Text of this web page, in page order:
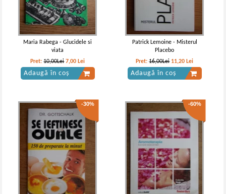
Maria Rabega - Glucidele si
viata
Pret:10,00Lei 7,00 Lei
Adaugă în coș
Patrick Lemoine - Misterul
Placebo
Pret:16,00Lei 11,20 Lei
Adaugă în coș
-30% -60%